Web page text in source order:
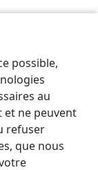
possible,
au
ne peuvent
refuser
que nous
of Pennsylvania